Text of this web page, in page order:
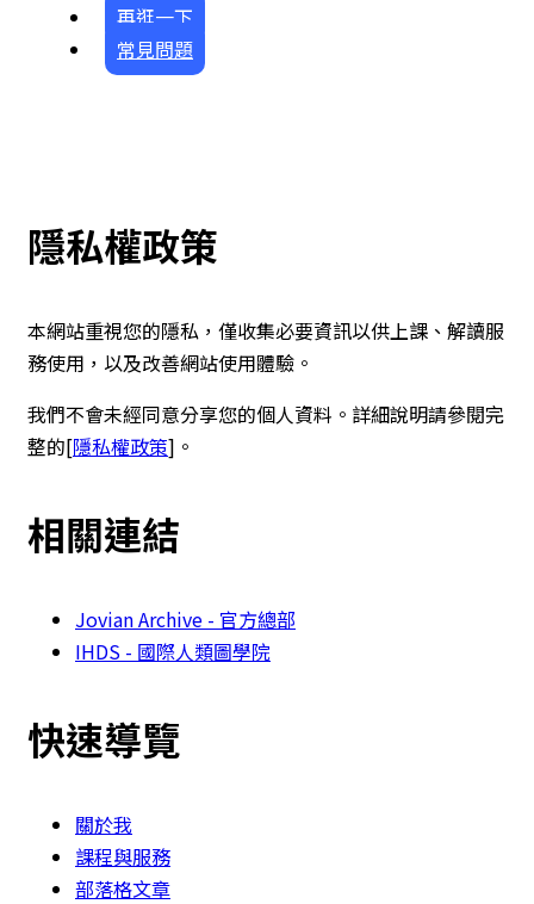
再逛一下
常見問題
隱私權政策
本網站重視您的隱私，僅收集必要資訊以供上課、解讀服
務使用，以及改善網站使用體驗。
我們不會未經同意分享您的個人資料。詳細說明請參閱完
整的[隱私權政策]。
相關連結
Jovian Archive - 官方總部
IHDS - 國際人類圖學院
快速導覽
關於我
課程與服務
部落格文章